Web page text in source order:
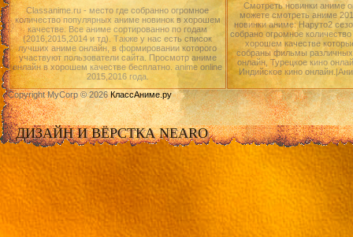
Classanime.ru - место где собранно огромное
количество популярных аниме новинок в хорошем
качестве. Все аниме сортированно по годам
(2016,2015,2014 и тд). Также у нас есть список
лучших аниме онлайн, в формировании которого
участвуют пользователи сайта. Просмотр аниме
онлайн в хорошем качестве бесплатно. anime online
2015,2016 года.
Смотреть новинки аниме
можете смотреть аниме
новинки аниме: Наруто2
собрано огромное
хорошем качестве
собраны фильмы различных
онлайн, Турецкое кино
Индийское кино
Copyright MyCorp © 2026КлассАниме.ру
ДИЗАЙН И ВЁРСТКА NEARO